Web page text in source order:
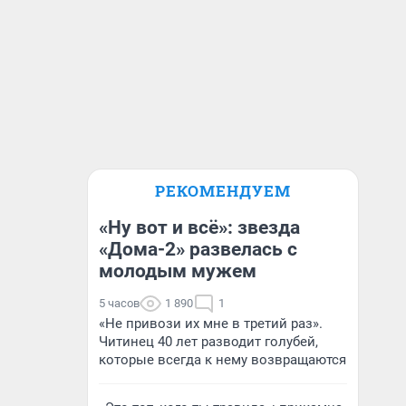
РЕКОМЕНДУЕМ
«Ну вот и всё»: звезда
«Дома-2» развелась с
молодым мужем
5 часов 1 890 1
«Не привози их мне в третий раз».
Читинец 40 лет разводит голубей,
которые всегда к нему возвращаются